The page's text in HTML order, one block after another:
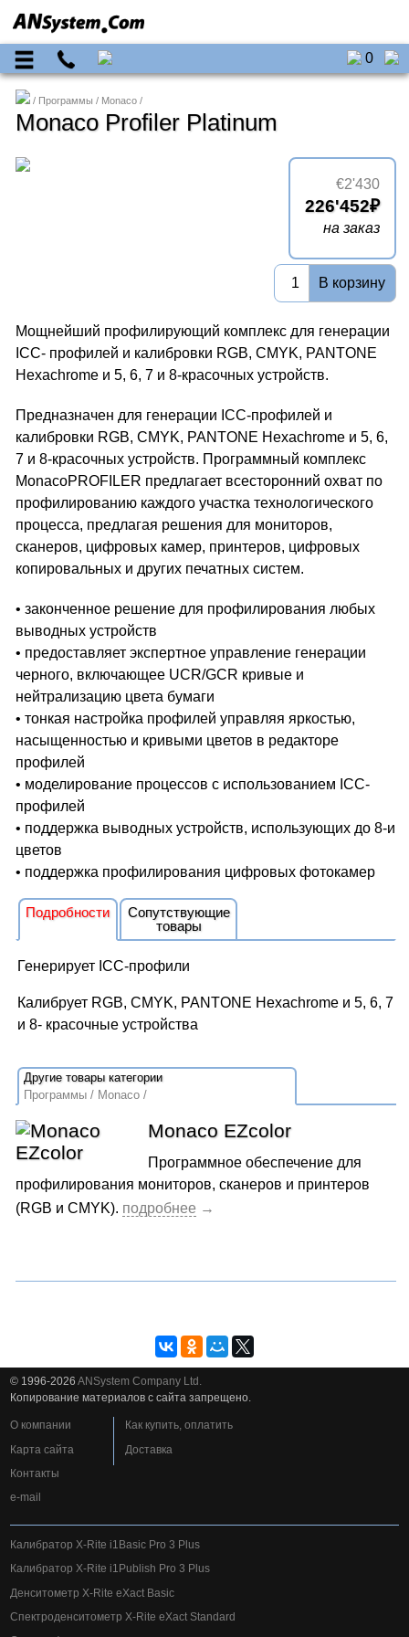
0
Программы Monaco
Monaco Profiler Platinum
€2'430
226'452
на заказ
В корзину
Мощнейший профилирующий комплекс для генерации
ICC- профилей и калибровки RGB, CMYK, PANTONE
Hexachrome и 5, 6, 7 и 8-красочных устройств.
Предназначен для генерации ICC-профилей и
калибровки RGB, CMYK, PANTONE Hexachrome и 5, 6,
7 и 8-красочных устройств. Программный комплекс
MonacoPROFILER предлагает всесторонний охват по
профилированию каждого участка технологического
процесса, предлагая решения для мониторов,
сканеров, цифровых камер, принтеров, цифровых
копировальных и других печатных систем.
• законченное решение для профилирования любых
выводных устройств
• предоставляет экспертное управление генерации
черного, включающее UCR/GCR кривые и
нейтрализацию цвета бумаги
• тонкая настройка профилей управляя яркостью,
насыщенностью и кривыми цветов в редакторе
профилей
• моделирование процессов с использованием ICC-
профилей
• поддержка выводных устройств, использующих до 8-и
цветов
• поддержка профилирования цифровых фотокамер
Подробности
Сопутствующие
товары
Генерирует ICC-профили
Калибрует RGB, CMYK, PANTONE Hexachrome и 5, 6, 7
и 8- красочные устройства
Программы Monaco
Monaco EZcolor
Программное обеспечение для
профилирования мониторов, сканеров и принтеров
(RGB и CMYK).
© 1996-2026ANSystem Company Ltd.
Копирование материалов с сайта запрещено.
О компании
Карта сайта
Контакты
e-mail
Как купить, оплатить
Доставка
Калибратор X-Rite i1Basic Pro 3 Plus
Калибратор X-Rite i1Publish Pro 3 Plus
Денситометр X-Rite eXact Basic
Спектроденситометр X-Rite eXact Standard